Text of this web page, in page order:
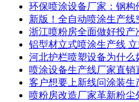
环保喷涂设备厂家：钢构
新版！全自动喷涂生产线
浙江喷粉房全面做好投产
铝型材立式喷涂生产线
河北护栏喷塑设备为什么
喷涂设备生产线厂家直
客户想要上新线问涂装生
喷粉房改造厂家革新粉尘